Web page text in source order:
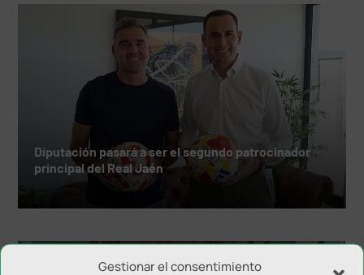
Gestionar el consentimiento
Diputación pasará a ser el segundo patrocinador
principal del Real Jaén